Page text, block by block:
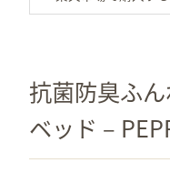
抗菌防臭ふ
ベッド –